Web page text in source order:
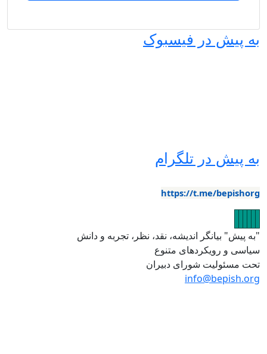
پیش در فیسبوک
پیش در تلگرام
https://t.me/
پیش" بیانگر اندیشه، نقد، نظر، تجربه و دانش
و رویکردهای متنوع
مسئولیت شورای دبیران